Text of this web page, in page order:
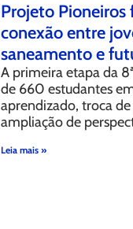
Projeto Pioneiros
conexão entre
saneamento e
A primeira etapa da
de 660 estudantes
aprendizado, troca
ampliação de
Leia mais »